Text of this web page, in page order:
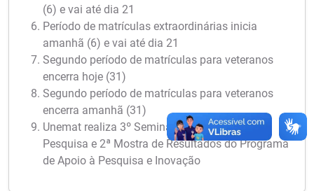
(6) e vai até dia 21
Período de matrículas extraordinárias inicia
amanhã (6) e vai até dia 21
Segundo período de matrículas para veteranos
encerra hoje (31)
Segundo período de matrículas para veteranos
encerra amanhã (31)
Unemat realiza 3º Seminário Meio Termo de
Pesquisa e 2ª Mostra de Resultados do Programa
de Apoio à Pesquisa e Inovação